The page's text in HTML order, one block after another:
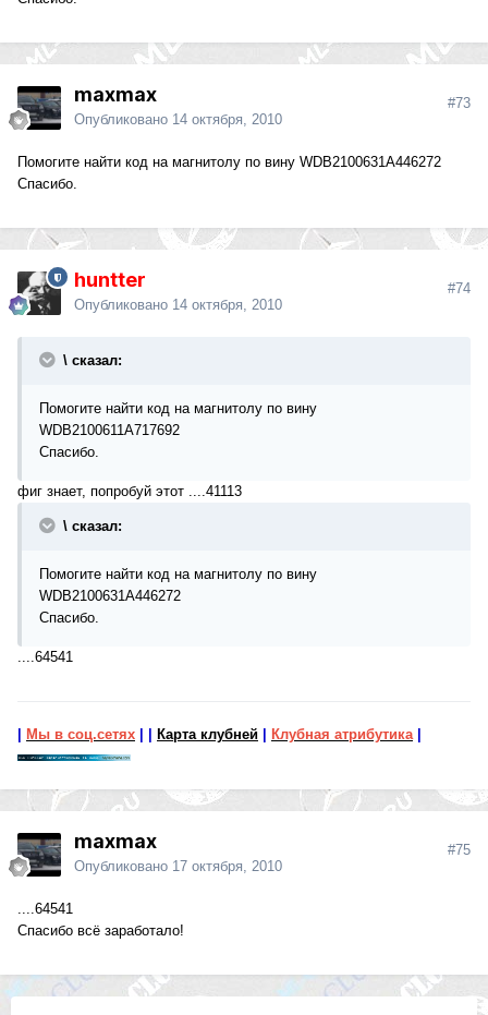
maxmax
Опубликовано 14 октября, 2010
#73
Помогите найти код на магнитолу по вину WDB2100631A446272
Cпасибо.
huntter
Опубликовано 14 октября, 2010
#74
\ сказал:
Помогите найти код на магнитолу по вину
WDB2100611A717692
Cпасибо.
фиг знает, попробуй этот ....41113
\ сказал:
Помогите найти код на магнитолу по вину
WDB2100631A446272
Cпасибо.
....64541
Мы в соц.сетях Карта клубней Клубная атрибутика|
maxmax
Опубликовано 17 октября, 2010
#75
....64541
Спасибо всё заработало!